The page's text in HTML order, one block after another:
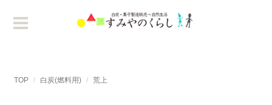
TOP 白炭(燃料用) 荒上